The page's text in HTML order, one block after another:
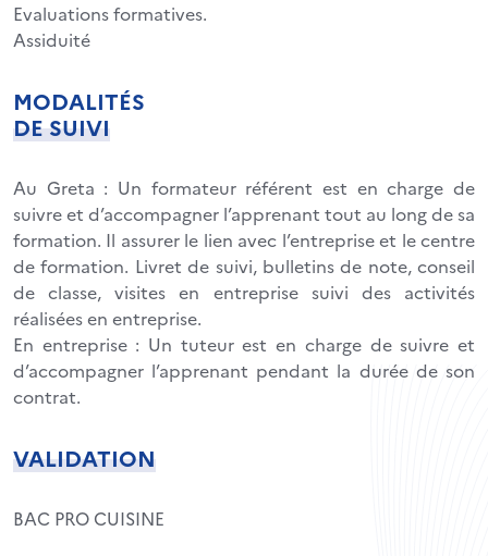
Evaluations formatives.
Assiduité
MODALITÉS
DE SUIVI
Au Greta : Un formateur référent est en charge de
suivre et d’accompagner l’apprenant tout au long de sa
formation. Il assurer le lien avec l’entreprise et le centre
de formation. Livret de suivi, bulletins de note, conseil
de classe, visites en entreprise suivi des activités
réalisées en entreprise.
En entreprise : Un tuteur est en charge de suivre et
d’accompagner l’apprenant pendant la durée de son
contrat.
VALIDATION
BAC PRO CUISINE